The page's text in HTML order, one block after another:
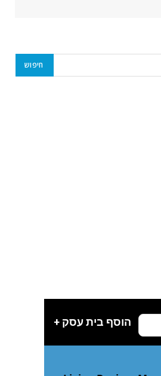
הוסף בית עסק +